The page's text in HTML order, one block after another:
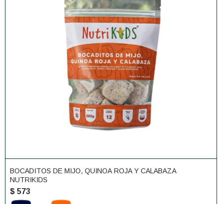
BOCADITOS DE MIJO, QUINOA ROJA Y CALABAZA
NUTRIKIDS
$ 573